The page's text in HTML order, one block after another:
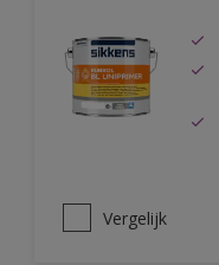
Vergelijk